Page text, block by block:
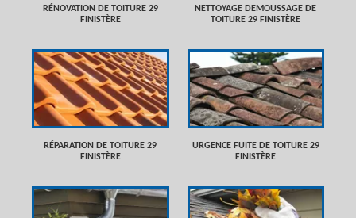
RÉNOVATION DE TOITURE 29
FINISTÈRE
NETTOYAGE DEMOUSSAGE DE
TOITURE 29 FINISTÈRE
RÉPARATION DE TOITURE 29
FINISTÈRE
URGENCE FUITE DE TOITURE 29
FINISTÈRE